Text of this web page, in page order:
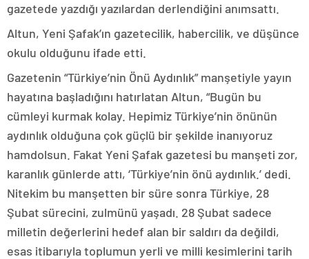
gazetede yazdığı yazılardan derlendiğini anımsattı.
Altun, Yeni Şafak’ın gazetecilik, habercilik, ve düşünce
okulu olduğunu ifade etti.
Gazetenin “Türkiye’nin Önü Aydınlık” manşetiyle yayın
hayatına başladığını hatırlatan Altun, “Bugün bu
cümleyi kurmak kolay. Hepimiz Türkiye’nin önünün
aydınlık olduğuna çok güçlü bir şekilde inanıyoruz
hamdolsun. Fakat Yeni Şafak gazetesi bu manşeti zor,
karanlık günlerde attı, ‘Türkiye’nin önü aydınlık.’ dedi.
Nitekim bu manşetten bir süre sonra Türkiye, 28
Şubat sürecini, zulmünü yaşadı. 28 Şubat sadece
milletin değerlerini hedef alan bir saldırı da değildi,
esas itibarıyla toplumun yerli ve milli kesimlerini tarih